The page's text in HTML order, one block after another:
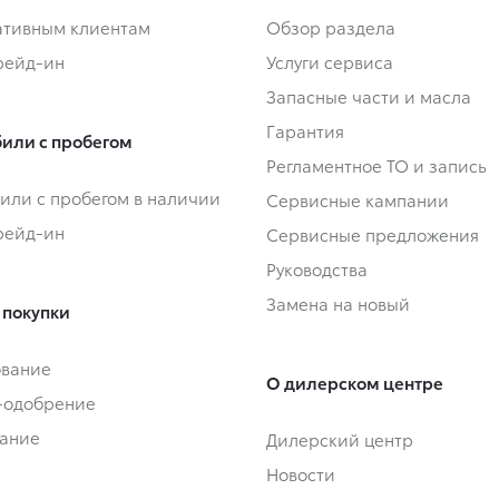
клиентам
ин
с пробегом
с пробегом в наличии
ин
Обзор раздела
Услуги сервиса
Запасные части и масла
Гарантия
Регламентное ТО и запись
Сервисные кампании
Сервисные предложения
Руководства
Замена на новый
О дилерском центре
Дилерский центр
Новости